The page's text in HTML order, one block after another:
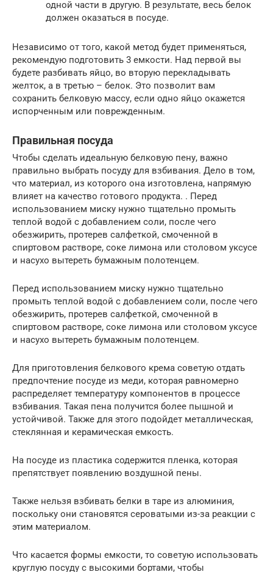
одной части в другую. В результате, весь белок
должен оказаться в посуде.
Независимо от того, какой метод будет применяться,
рекомендую подготовить 3 емкости. Над первой вы
будете разбивать яйцо, во вторую перекладывать
желток, а в третью – белок. Это позволит вам
сохранить белковую массу, если одно яйцо окажется
испорченным или поврежденным.
Правильная посуда
Чтобы сделать идеальную белковую пену, важно
правильно выбрать посуду для взбивания. Дело в том,
что материал, из которого она изготовлена, напрямую
влияет на качество готового продукта. . Перед
использованием миску нужно тщательно промыть
теплой водой с добавлением соли, после чего
обезжирить, протерев салфеткой, смоченной в
спиртовом растворе, соке лимона или столовом уксусе
и насухо вытереть бумажным полотенцем.
Перед использованием миску нужно тщательно
промыть теплой водой с добавлением соли, после чего
обезжирить, протерев салфеткой, смоченной в
спиртовом растворе, соке лимона или столовом уксусе
и насухо вытереть бумажным полотенцем.
Для приготовления белкового крема советую отдать
предпочтение посуде из меди, которая равномерно
распределяет температуру компонентов в процессе
взбивания. Такая пена получится более пышной и
устойчивой. Также для этого подойдет металлическая,
стеклянная и керамическая емкость.
На посуде из пластика содержится пленка, которая
препятствует появлению воздушной пены.
Также нельзя взбивать белки в таре из алюминия,
поскольку они становятся сероватыми из-за реакции с
этим материалом.
Что касается формы емкости, то советую использовать
круглую посуду с высокими бортами, чтобы